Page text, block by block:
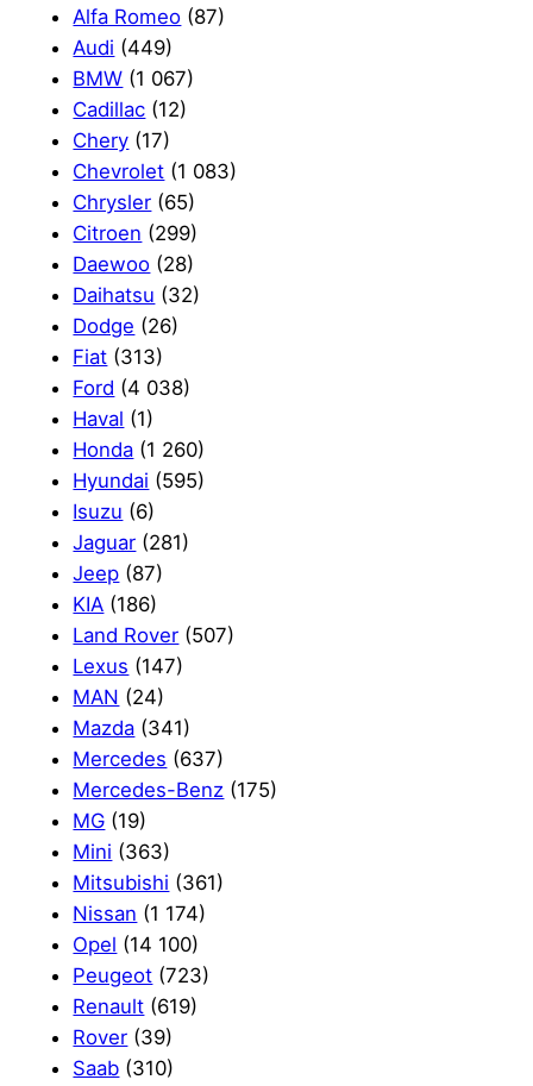
Alfa Romeo (87)
Audi (449)
BMW (1 067)
Cadillac (12)
Chery (17)
Chevrolet (1 083)
Chrysler (65)
Citroen (299)
Daewoo (28)
Daihatsu (32)
Dodge (26)
Fiat (313)
Ford (4 038)
Haval (1)
Honda (1 260)
Hyundai (595)
Isuzu (6)
Jaguar (281)
Jeep (87)
KIA (186)
Land Rover (507)
Lexus (147)
MAN (24)
Mazda (341)
Mercedes (637)
Mercedes-Benz (175)
MG (19)
Mini (363)
Mitsubishi (361)
Nissan (1 174)
Opel (14 100)
Peugeot (723)
Renault (619)
Rover (39)
Saab (310)